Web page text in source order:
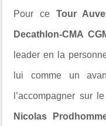
Pour ce Tour
Decathlon-CMA
leader en la
lui comme un
l’accompagner sur
Nicolas